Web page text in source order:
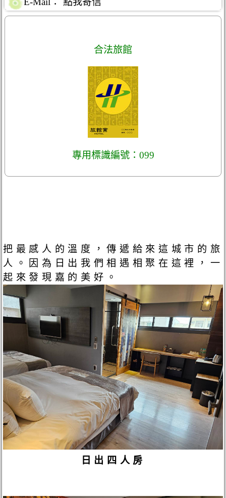
合法旅館
專用標識編號：099
把最感人的溫度，傳遞給來這城市的旅
人。因為日出我們相遇相聚在這裡，一
起來發現嘉的美好。
日出四人房